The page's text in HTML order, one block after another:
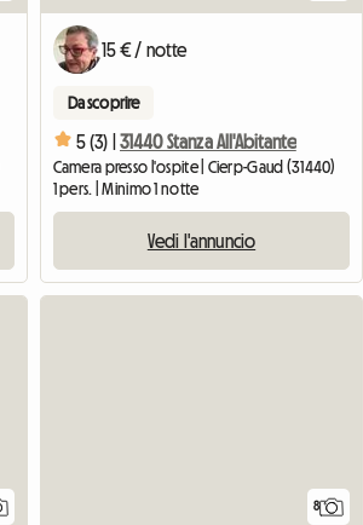
15 € / notte
Da scoprire
5 (3) | 31440 Stanza All'Abitante
Camera presso l'ospite | Cierp-Gaud (31440)
1 pers. | Minimo 1 notte
Vedi l'annuncio
8